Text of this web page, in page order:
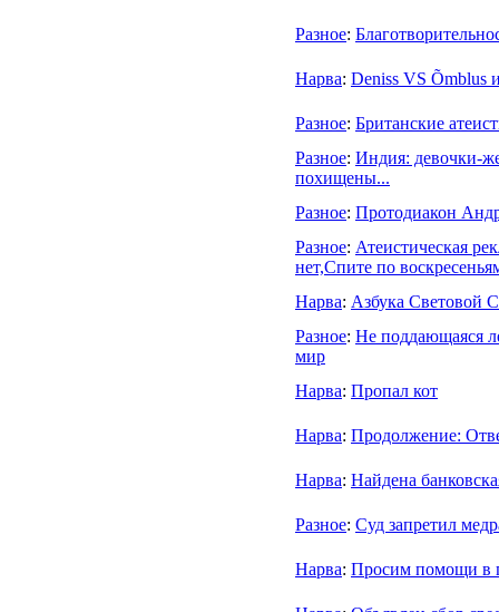
Разное:
Нарва: Deniss VS
Разное: Британские
Разное: Индия: девочки-
похищены...
Разное: Протодиакон
Разное: Атеистическая
нет,Спите по
Нарва: Азбука Световой
Разное: Не поддающаяся
мир
Нарва: Пропал кот
Нарва: Продолжение:
Нарва: Найдена
Разное: Суд запретил
Нарва: Просим помощи в